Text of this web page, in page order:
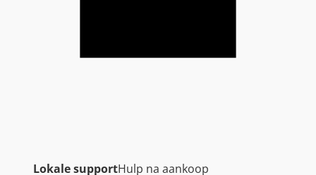
Lokale supportHulp na aankoop